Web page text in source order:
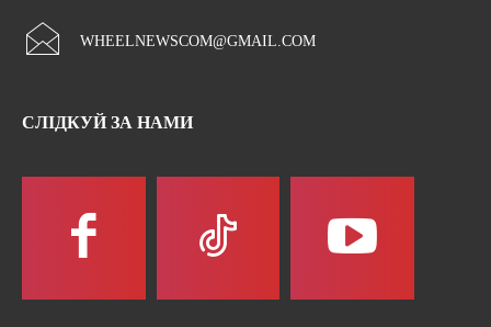
WHEELNEWSCOM@GMAIL.COM
СЛІДКУЙ ЗА НАМИ